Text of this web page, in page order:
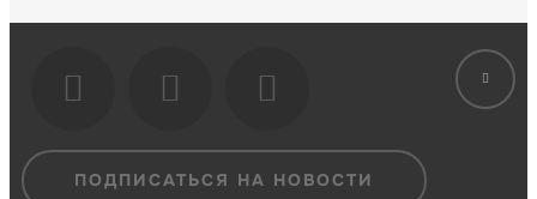
ПОДПИСАТЬСЯ НА НОВОСТИ